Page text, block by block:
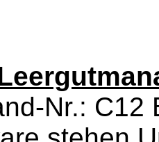
Nr.: